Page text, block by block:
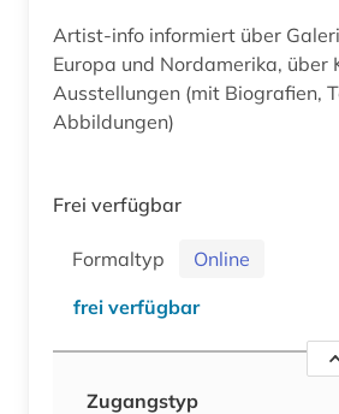
Artist-info informiert über
Europa und Nordamerika, über
Ausstellungen (mit Biografien,
Abbildungen)
Frei verfügbar
Formaltyp
Online
frei verfügbar
Zugangstyp